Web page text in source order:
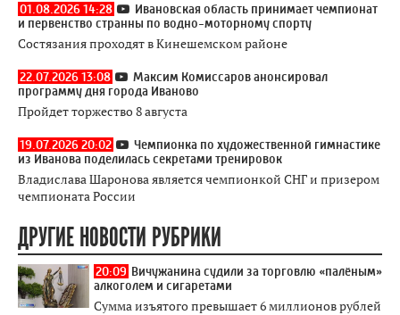
01.08.2026 14:28
Ивановская область принимает чемпионат
и первенство странны по водно-моторному спорту
Состязания проходят в Кинешемском районе
22.07.2026 13:08
Максим Комиссаров анонсировал
программу дня города Иваново
Пройдет торжество 8 августа
19.07.2026 20:02
Чемпионка по художественной гимнастике
из Иванова поделилась секретами тренировок
Владислава Шаронова является чемпионкой СНГ и призером
чемпионата России
ДРУГИЕ НОВОСТИ РУБРИКИ
20:09 Вичужанина судили за торговлю «палёным»
алкоголем и сигаретами
Сумма изъятого превышает 6 миллионов рублей